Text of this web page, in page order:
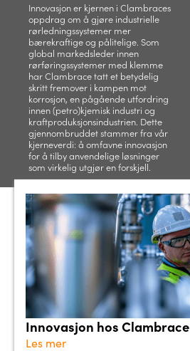
Innovasjon er kjernen i Clambraces
oppdrag om å gjøre industrielle
rørledningssystemer mer
bærekraftige og pålitelige. Som
global markedsleder innen
rørføringssystemer med klemme
har Clambrace tatt et betydelig
skritt fremover i kampen mot
korrosjon, en pågående utfordring
innen (petro)kjemisk industri og
kraftproduksjonsindustrien. Dette
gjennombruddet stammer fra vår
kjerneverdi: å omfavne innovasjon
for å tilby anvendelige løsninger
som virkelig utgjør en forskjell.
Innovasjon hos Clambrace
Les mer